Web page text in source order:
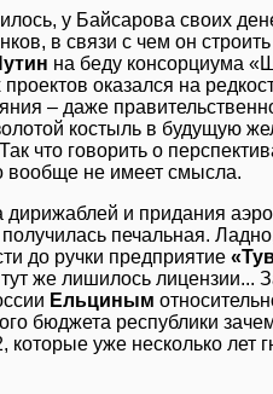
у Байсарова своих
в связи с чем он
на беду консорциума
оказался на
– даже
костыль в будущую
что говорить о
вообще не имеет смысла.
дирижаблей и придания
печальная.
до ручки предприятие
тут же лишилось
Ельциным
бюджета республики
уже несколько лет